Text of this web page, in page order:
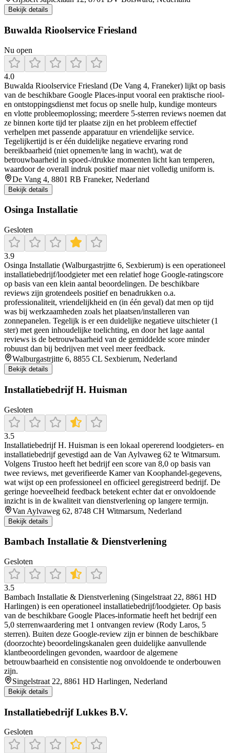
Bekijk details
Buwalda Rioolservice Friesland
Nu open
4.0
Buwalda Rioolservice Friesland (De Vang 4, Franeker) lijkt op basis
van de beschikbare Google Places-input vooral een praktische riool-
en ontstoppingsdienst met focus op snelle hulp, kundige monteurs
en vlotte probleemoplossing; meerdere 5-sterren reviews noemen dat
ze binnen korte tijd ter plaatse zijn en het probleem effectief
verhelpen met passende apparatuur en vriendelijke service.
Tegelijkertijd is er één duidelijke negatieve ervaring rond
bereikbaarheid (niet opnemen/te lang in wacht), wat de
betrouwbaarheid in spoed-/drukke momenten licht kan temperen,
waardoor de overall indruk positief maar niet volledig uniform is.
De Vang 4, 8801 RB Franeker, Nederland
Bekijk details
Osinga Installatie
Gesloten
3.9
Osinga Installatie (Walburgastrjitte 6, Sexbierum) is een operationeel
installatiebedrijf/loodgieter met een relatief hoge Google-ratingscore
op basis van een klein aantal beoordelingen. De beschikbare
reviews zijn grotendeels positief en benadrukken o.a.
professionaliteit, vriendelijkheid en (in één geval) dat men op tijd
was bij werkzaamheden zoals het plaatsen/installeren van
zonnepanelen. Tegelijk is er een duidelijke negatieve uitschieter (1
ster) met geen inhoudelijke toelichting, en door het lage aantal
reviews is de betrouwbaarheid van de gemiddelde score minder
robuust dan bij bedrijven met veel meer feedback.
Walburgastrjitte 6, 8855 CL Sexbierum, Nederland
Bekijk details
Installatiebedrijf H. Huisman
Gesloten
3.5
Installatiebedrijf H. Huisman is een lokaal opererend loodgieters- en
installatiebedrijf gevestigd aan de Van Aylvaweg 62 te Witmarsum.
Volgens Trustoo heeft het bedrijf een score van 8,0 op basis van
twee reviews, met geverifieerde Kamer van Koophandel‑gegevens,
wat wijst op een professioneel en officieel geregistreerd bedrijf. De
geringe hoeveelheid feedback betekent echter dat er onvoldoende
inzicht is in de kwaliteit van dienstverlening op langere termijn.
Van Aylvaweg 62, 8748 CH Witmarsum, Nederland
Bekijk details
Bambach Installatie & Dienstverlening
Gesloten
3.5
Bambach Installatie & Dienstverlening (Singelstraat 22, 8861 HD
Harlingen) is een operationeel installatiebedrijf/loodgieter. Op basis
van de beschikbare Google Places-informatie heeft het bedrijf een
5,0 sterrenwaardering met 1 ontvangen review (Rody Laros, 5
sterren). Buiten deze Google-review zijn er binnen de beschikbare
(doorzochte) beoordelingskanalen geen duidelijke aanvullende
klantbeoordelingen gevonden, waardoor de algemene
betrouwbaarheid en consistentie nog onvoldoende te onderbouwen
zijn.
Singelstraat 22, 8861 HD Harlingen, Nederland
Bekijk details
Installatiebedrijf Lukkes B.V.
Gesloten